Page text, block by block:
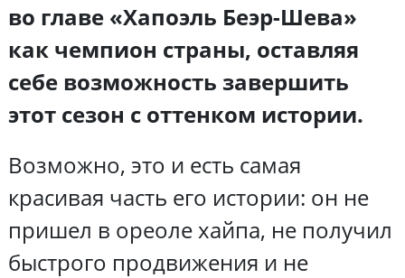
во главе «Хапоэль Беэр-Шева»
как чемпион страны, оставляя
себе возможность завершить
этот сезон с оттенком истории.
Возможно, это и есть самая
красивая часть его истории: он не
пришел в ореоле хайпа, не получил
быстрого продвижения и не